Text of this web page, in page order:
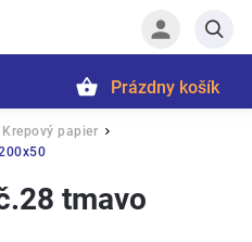
Prázdny košík
Krepový papier /
tmavo